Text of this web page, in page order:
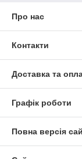
Про нас
Контакти
Доставка та
Графік роботи
Повна версія